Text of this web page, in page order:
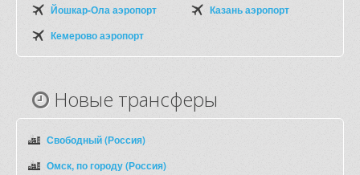
Йошкар-Ола аэропорт
Казань аэропорт
Кемерово аэропорт
Новые трансферы
Свободный (Россия)
Омск, по городу (Россия)